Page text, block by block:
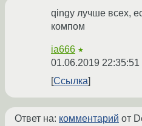
qingy лучше всех,
компом
ia666 ★
01.06.2019 22:35:51
Ссылка
Ответ на: комментарий от